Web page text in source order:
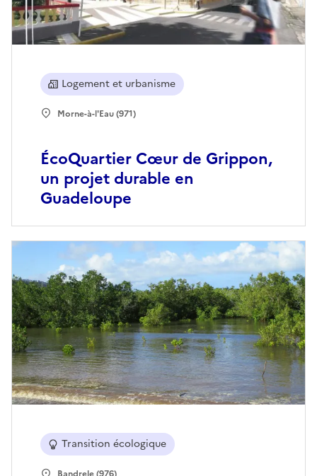
ÉcoQuartier Cœur de Grippon,
un projet durable en
Guadeloupe
Logement et urbanisme
Morne-à-l'Eau (971)
Transition écologique